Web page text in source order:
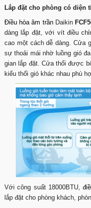
Lắp đặt cho phòng có diện
Điều hòa âm trầnDaikin
dàng lắp đặt, với vít điều
cao một cách dễ dàng. Cửa
sự thoải mái nhờ luồng gió
gian lắp đặt. Cửa thổi được
kiểu thổi gió khác nhau phù
Với công suất 18000BTU,
lắp đặt cho phòng khách,